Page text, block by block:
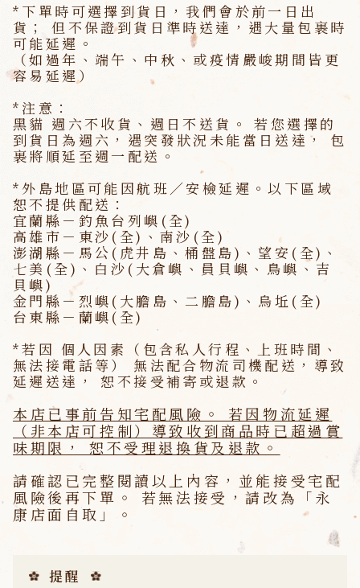
*下單時可選擇到貨日，我們會於前一日出
貨；但不保證到貨日準時送達 ，遇大量包裹時
可能延遲。
（如過年、端午、中秋、或疫情嚴峻期間皆更
容易延遲）
*注意：
黑貓 週六不收貨、週日不送貨。 若您選擇的
到貨日為週六，遇突發狀況未能當日送達， 包
裹將順延至週一配送。
*外島地區可能因航班／安檢延遲。以下區域
恕不提供配送：
宜蘭縣－釣魚台列嶼(全)
高雄市－東沙(全)、南沙(全)
澎湖縣－馬公(虎井島、桶盤島)、望安(全)、
七美(全)、白沙(大倉嶼、員貝嶼、鳥嶼、吉
貝嶼)
金門縣－烈嶼(大膽島、二膽島)、烏坵(全)
台東縣－蘭嶼(全)
*若因 個人因素（包含私人行程、上班時間、
無法接電話等） 無法配合物流司機配送，導致
延遲送達，恕不接受補寄或退款。
本店已事前告知宅配風險。 若因物流延遲
（非本店可控制）導致收到商品時已超過賞
味期限， 恕不受理退換貨及退款。
請確認已完整閱讀以上內容，並能接受宅配
風險後再下單。 若無法接受，請改為「永
康店面自取」。
提醒